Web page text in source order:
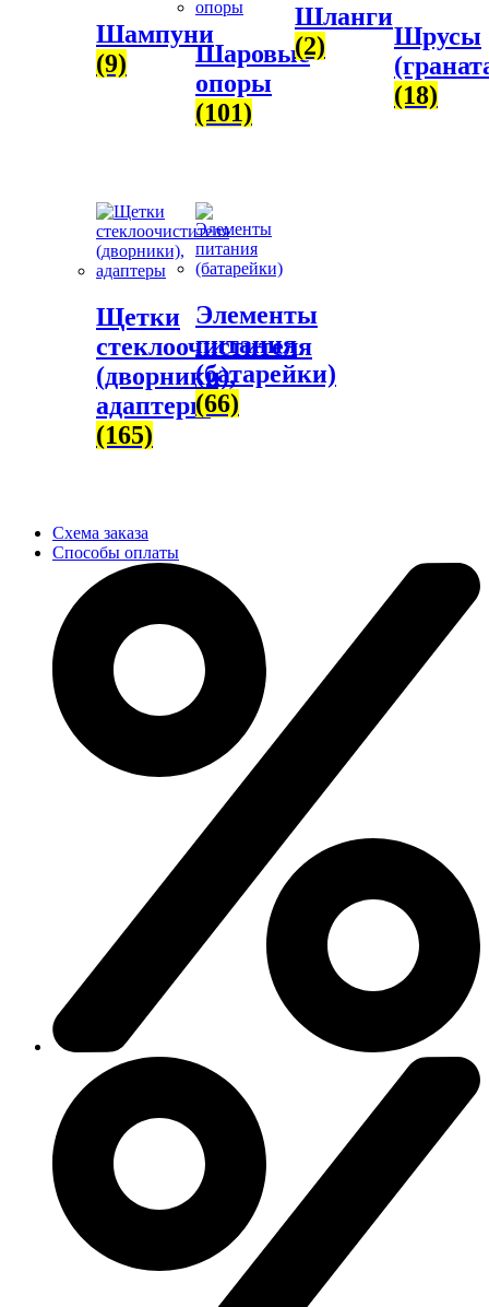
Шампуни
(9)
Шаровые
опоры
(101)
Шланги
(2)
Шрусы
(18)
Щетки
стеклоочистителя
(дворники),
адаптеры
(165)
Элементы
питания
(батарейки)
(66)
Схема заказа
Способы оплаты